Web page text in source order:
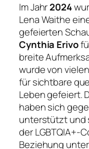
Im Jahr2024
Lena Waithe
gefeierten
Cynthia Erivo
breite
wurde von
für sichtbare
Leben gefeiert.
haben sich
unterstützt und
der LGBTQIA+-
Beziehung